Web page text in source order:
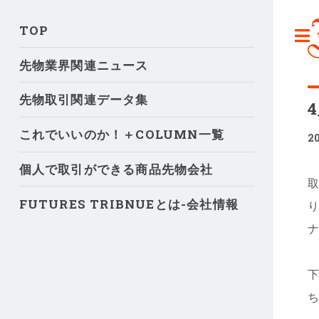
TOP
先物業界関連ニュース
先物取引関連データ集
これでいいのか！＋COLUMN一覧
個人で取引ができる商品先物会社
FUTURES TRIBNUEとは-会社情報